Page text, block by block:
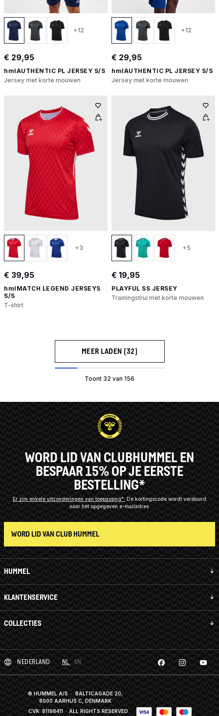
+12
€ 29,95
hmlAUTHENTIC PL JERSEY S/S
Jersey met korte mouwen
+12
€ 29,95
hmlAUTHENTIC PL JERSEY S/S
Jersey met korte mouwen
+3
€ 39,95
hmlMATCH LEGEND JERSEYS
S/S
T-shirt
+5
€ 19,95
PLAYFUL SS JERSEY
Trainingstrui met korte mouwen
MEER LADEN (32)
Toont 32 van 156
HUMMEL
KLANTENSERVICE
COLLECTIES
WORD LID VAN CLUBHUMMEL EN
BESPAAR 15% OP JE EERSTE
BESTELLING*
Er zijn enkele uitzonderingen van toepassing* De kortingscode wordt verstuurd
naar het opgegeven e-mailadres.
WORD LID VAN CLUB HUMMEL
NEDERLAND NL EN
© HUMMEL A/S · BALTICAGADE 20,
8000 AARHUS C, DENMARK
CVR: 81198411 · ALL RIGHTS RESERVED